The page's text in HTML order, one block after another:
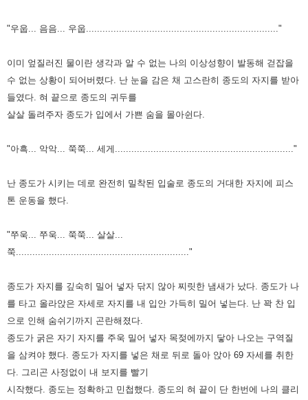
"우웁... 음음... 우웁......................................................................"
이미 엎질러진 물이란 생각과 알 수 없는 나의 이상성향이 발동해 걷잡을
수 없는 상황이 되어버렸다. 난 눈을 감은 채 고스란히 종도의 자지를 받아
들였다. 혀 끝으로 종도의 귀두를
살살 돌려주자 종도가 입에서 가쁜 숨을 몰아쉰다.
"아흑... 악악... 쭉쭉... 세게................................................................."
난 종도가 시키는 데로 완전히 밀착된 입술로 종도의 거대한 자지에 피스
톤 운동을 했다.
"쭈욱... 쭈욱... 쭉쭉... 살살...
쭉..............................................................."
종도가 자지를 깊숙히 밀어 넣자 닦지 않아 찌릿한 냄새가 났다. 종도가 나
를 타고 올라앉은 자세로 자지를 내 입안 가득히 밀어 넣는다. 난 꽉 찬 입
으로 인해 숨쉬기까지 곤란해졌다.
종도가 굵은 자기 자지를 주욱 밀어 넣자 목젖에까지 닿아 나오는 구역질
을 삼켜야 했다. 종도가 자지를 넣은 채로 뒤로 돌아 앉아 69 자세를 취한
다.
그리곤 사정없이 내 보지를 빨기
시작했다. 종도는 정확하고 민첩했다. 종도의 혀 끝이 단 한번에 나의 클리